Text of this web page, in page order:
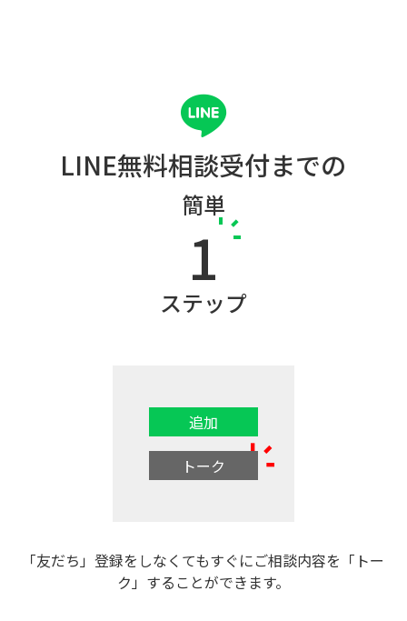
LINE無料相談受付までの
簡単
1
ステップ
追加
トーク
「友だち」登録をしなくてもすぐにご相談内容を「トー
ク」することができます。